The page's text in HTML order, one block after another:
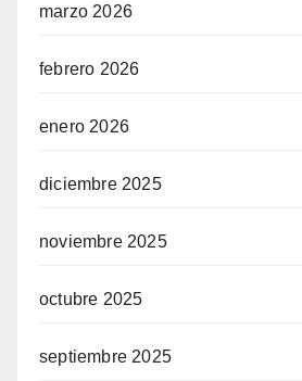
marzo 2026
febrero 2026
enero 2026
diciembre 2025
noviembre 2025
octubre 2025
septiembre 2025